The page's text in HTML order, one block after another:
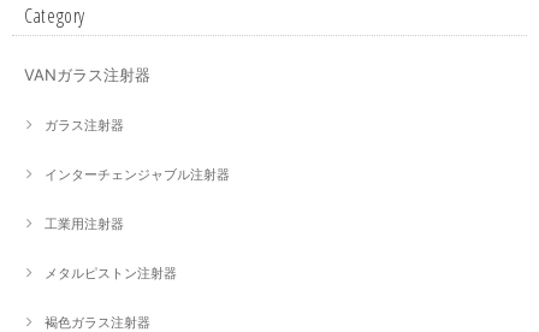
Category
VANガラス注射器
ガラス注射器
インターチェンジャブル注射器
工業用注射器
メタルピストン注射器
褐色ガラス注射器